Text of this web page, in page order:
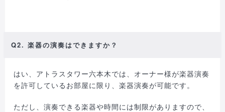
Q2. 楽器の演奏はできますか？
はい、アトラスタワー六本木では、オーナー様が楽器演奏
を許可しているお部屋に限り、楽器演奏が可能です。
ただし、演奏できる楽器や時間には制限がありますので、